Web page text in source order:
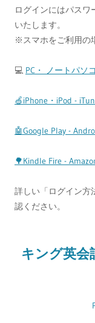
ログインにはパスワ
いたします。
※スマホをご利用の
💻 PC・ ノートパソ
🍏iPhone・iPod -
🤖Google Play -
🌳Kindle Fire -
詳しい「ログイン方
認ください。
キング英会